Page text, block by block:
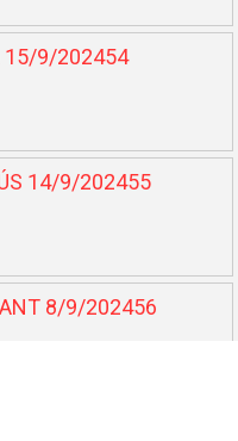
15/9/202454
14/9/202455
8/9/202456